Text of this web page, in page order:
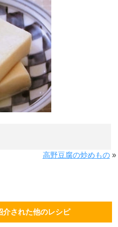
高野豆腐の炒めもの»
介された他のレシピ